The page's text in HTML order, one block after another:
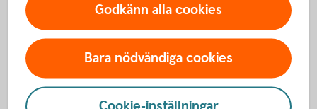
Courtage för värdepappershandel
i appen och internetbanken
Godkänn alla cookies
Bara nödvändiga cookies